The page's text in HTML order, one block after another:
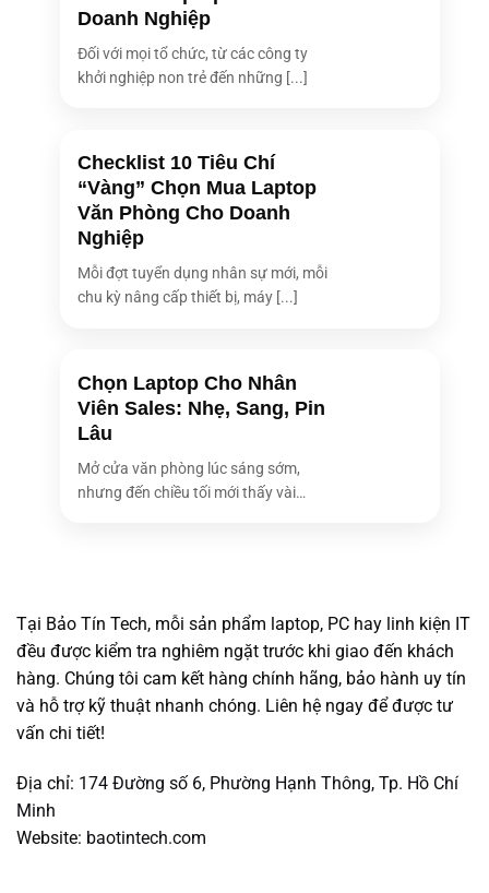
Doanh Nghiệp
Đối với mọi tổ chức, từ các công ty
khởi nghiệp non trẻ đến những [...]
Checklist 10 Tiêu Chí
“Vàng” Chọn Mua Laptop
Văn Phòng Cho Doanh
Nghiệp
Mỗi đợt tuyển dụng nhân sự mới, mỗi
chu kỳ nâng cấp thiết bị, máy [...]
Chọn Laptop Cho Nhân
Viên Sales: Nhẹ, Sang, Pin
Lâu
Mở cửa văn phòng lúc sáng sớm,
nhưng đến chiều tối mới thấy vài
Tại Bảo Tín Tech, mỗi sản phẩm laptop, PC hay linh kiện IT
đều được kiểm tra nghiêm ngặt trước khi giao đến khách
hàng. Chúng tôi cam kết hàng chính hãng, bảo hành uy tín
và hỗ trợ kỹ thuật nhanh chóng. Liên hệ ngay để được tư
vấn chi tiết!
Địa chỉ: 174 Đường số 6, Phường Hạnh Thông, Tp. Hồ Chí
Minh
Website: baotintech.com